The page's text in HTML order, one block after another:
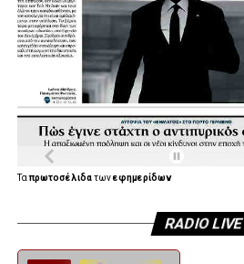
Ταπρωτοσέλιδατωνεφημερίδων
RADIO LIVE